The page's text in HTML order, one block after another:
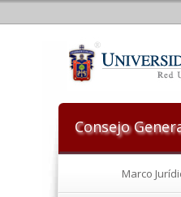
Consejo
Marco